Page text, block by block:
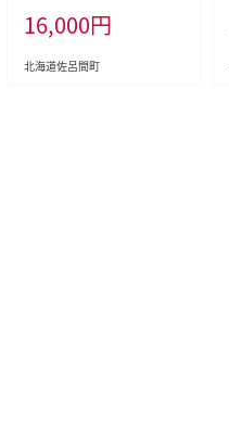
16,000円
北海道佐呂間町